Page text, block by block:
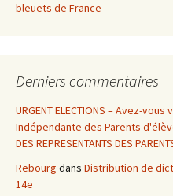
bleuets de France
Derniers commentaires
URGENT ELECTIONS – Avez-
Indépendante des Parents
DES REPRESENTANTS DES
Rebourg dans Distribution de
14e